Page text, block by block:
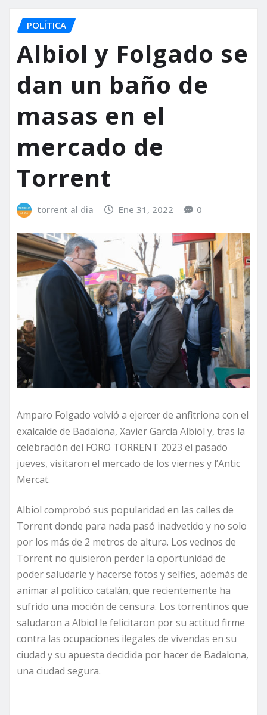
POLÍTICA
Albiol y Folgado se
dan un baño de
masas en el
mercado de
Torrent
torrent al dia Ene 31, 2022 0
Amparo Folgado volvió a ejercer de anfitriona con el
exalcalde de Badalona, Xavier García Albiol y, tras la
celebración del FORO TORRENT 2023 el pasado
jueves, visitaron el mercado de los viernes y l’Antic
Mercat.
Albiol comprobó sus popularidad en las calles de
Torrent donde para nada pasó inadvetido y no solo
por los más de 2 metros de altura. Los vecinos de
Torrent no quisieron perder la oportunidad de
poder saludarle y hacerse fotos y selfies, además de
animar al político catalán, que recientemente ha
sufrido una moción de censura. Los torrentinos que
saludaron a Albiol le felicitaron por su actitud firme
contra las ocupaciones ilegales de vivendas en su
ciudad y su apuesta decidida por hacer de Badalona,
una ciudad segura.